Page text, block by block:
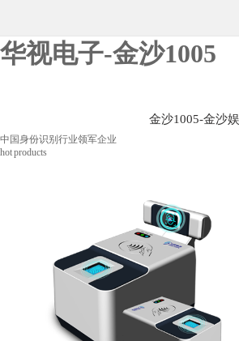
华视电子-金沙1005
金沙1005-金沙
中国身份识别行业领军企业
hot products